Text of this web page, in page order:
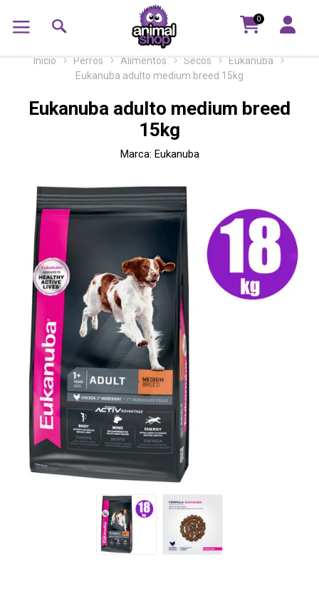
0
Inicio Perros Alimentos Secos
Eukanuba
Eukanuba adulto medium breed 15kg
Eukanuba adulto medium breed
15kg
Marca: Eukanuba